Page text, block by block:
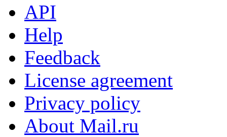
API
Help
Feedback
License agreement
Privacy policy
About Mail.ru